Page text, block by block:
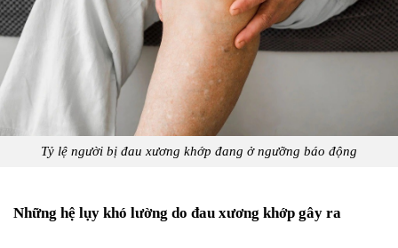
Tỷ lệ người bị đau xương khớp đang ở ngưỡng báo động
Những hệ lụy khó lường do đau xương khớp gây ra